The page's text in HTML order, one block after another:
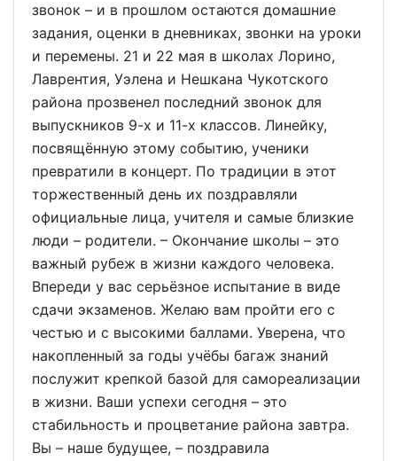
звонок – и в прошлом остаются домашние
задания, оценки в дневниках, звонки на уроки
и перемены. 21 и 22 мая в школах Лорино,
Лаврентия, Уэлена и Нешкана Чукотского
района прозвенел последний звонок для
выпускников 9-х и 11-х классов. Линейку,
посвящённую этому событию, ученики
превратили в концерт. По традиции в этот
торжественный день их поздравляли
официальные лица, учителя и самые близкие
люди – родители. – Окончание школы – это
важный рубеж в жизни каждого человека.
Впереди у вас серьёзное испытание в виде
сдачи экзаменов. Желаю вам пройти его с
честью и с высокими баллами. Уверена, что
накопленный за годы учёбы багаж знаний
послужит крепкой базой для самореализации
в жизни. Ваши успехи сегодня – это
стабильность и процветание района завтра.
Вы – наше будущее, – поздравила